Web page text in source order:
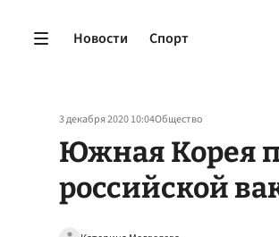
Новости Спорт
3 декабря 2020 10:04Общество
Южная Корея
российской